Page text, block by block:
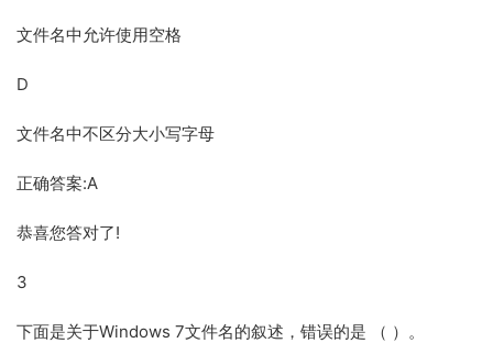
文件名中允许使用空格
D
文件名中不区分大小写字母
正确答案:A
恭喜您答对了!
3
下面是关于Windows 7文件名的叙述，错误的是 （ ）。